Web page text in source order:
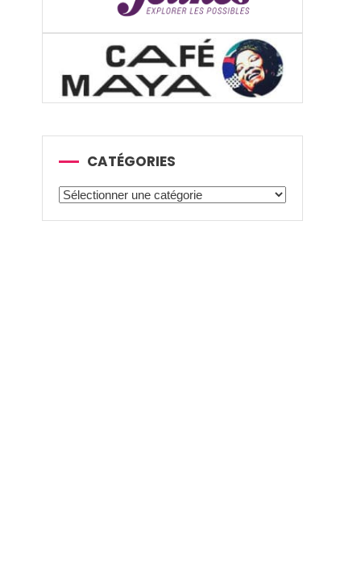
CATÉGORIES
Catégories